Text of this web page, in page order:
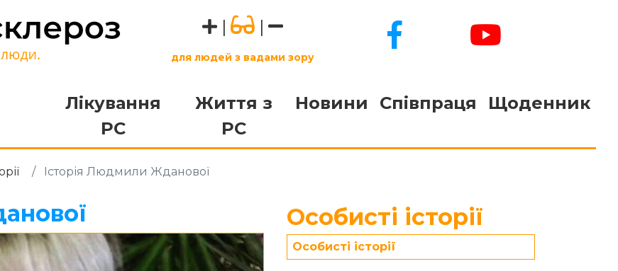
| |
для людей з вадами зору
Лікування
РС
Життя з
РС
Новини Співпраця Щоденник
Історія Людмили Жданової
Особисті історії
Особисті історії